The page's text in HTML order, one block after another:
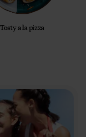
Tosty a la pizza